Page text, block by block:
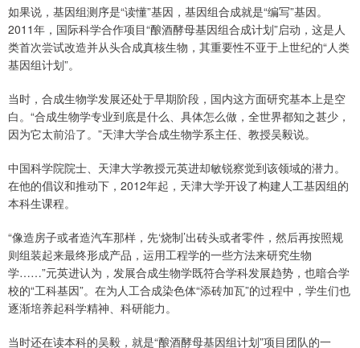
如果说，基因组测序是“读懂”基因，基因组合成就是“编写”基因。
2011年，国际科学合作项目“酿酒酵母基因组合成计划”启动，这是人
类首次尝试改造并从头合成真核生物，其重要性不亚于上世纪的“人类
基因组计划”。
当时，合成生物学发展还处于早期阶段，国内这方面研究基本上是空
白。“合成生物学专业到底是什么、具体怎么做，全世界都知之甚少，
因为它太前沿了。”天津大学合成生物学系主任、教授吴毅说。
中国科学院院士、天津大学教授元英进却敏锐察觉到该领域的潜力。
在他的倡议和推动下，2012年起，天津大学开设了构建人工基因组的
本科生课程。
“像造房子或者造汽车那样，先‘烧制’出砖头或者零件，然后再按照规
则组装起来最终形成产品，运用工程学的一些方法来研究生物
学……”元英进认为，发展合成生物学既符合学科发展趋势，也暗合学
校的“工科基因”。在为人工合成染色体“添砖加瓦”的过程中，学生们也
逐渐培养起科学精神、科研能力。
当时还在读本科的吴毅，就是“酿酒酵母基因组计划”项目团队的一